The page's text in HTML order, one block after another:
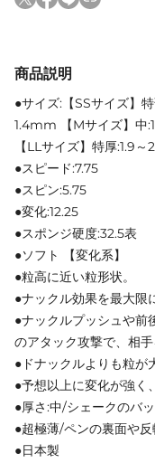
商品説明
●サイズ:【SSサイズ】
1.4mm 【Mサイズ】中
【LLサイズ】特厚:1.9
●スピード:7.75
●スピン:5.75
●変化:12.25
●スポンジ硬度:32.5表
●ソフト 【変化系】
●粒高に近い粒形状。
●ナックル効果を最大限
●ナックルプッシュや前
のアタック攻撃で、相手
●ドナックルよりも粒が
●予想以上に変化が強く
●厚さ:中/シェークのバ
●超極薄/ペンの裏面や
●日本製